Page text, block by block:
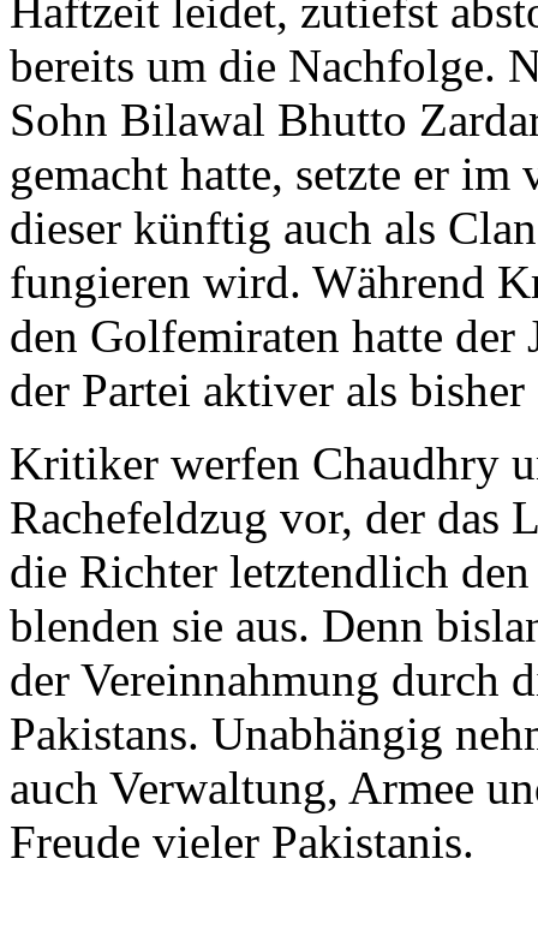
Haftzeit leidet, zutiefst
bereits um die Nachfolge.
Sohn Bilawal Bhutto
gemacht hatte, setzte er im
dieser künftig auch als
fungieren wird. Während
den Golfemiraten hatte
der Partei aktiver als
Kritiker werfen Chaudhry
Rachefeldzug vor, der das
die Richter letztendlich
blenden sie aus. Denn
der Vereinnahmung durch
Pakistans. Unabhängig
auch Verwaltung, Armee
Freude vieler Pakistanis.